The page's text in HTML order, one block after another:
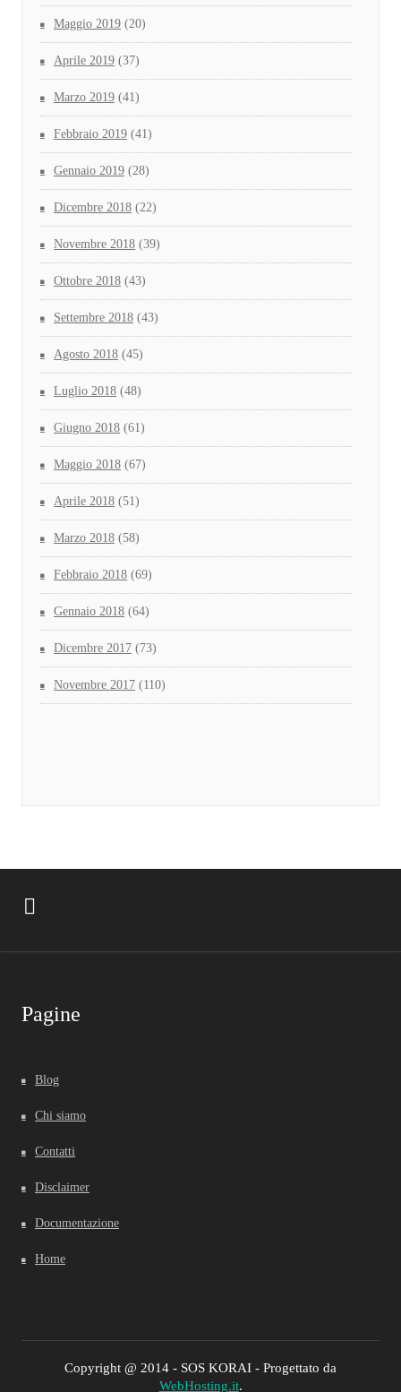
Maggio 2019 (20)
Aprile 2019 (37)
Marzo 2019 (41)
Febbraio 2019 (41)
Gennaio 2019 (28)
Dicembre 2018 (22)
Novembre 2018 (39)
Ottobre 2018 (43)
Settembre 2018 (43)
Agosto 2018 (45)
Luglio 2018 (48)
Giugno 2018 (61)
Maggio 2018 (67)
Aprile 2018 (51)
Marzo 2018 (58)
Febbraio 2018 (69)
Gennaio 2018 (64)
Dicembre 2017 (73)
Novembre 2017 (110)
Pagine
Blog
Chi siamo
Contatti
Disclaimer
Documentazione
Home
Copyright @ 2014 - SOS KORAI - Progettato da
WebHosting.it.